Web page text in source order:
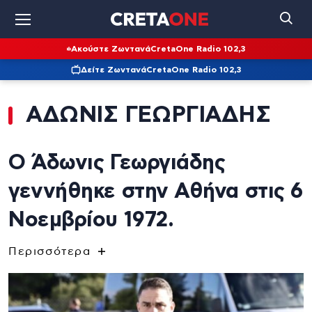
Ακούστε ΖωντανάCretaOne Radio 102,3
Δείτε ΖωντανάCretaOne Radio 102,3
ΑΔΩΝΙΣ ΓΕΩΡΓΙΑΔΗΣ
O Άδωνις Γεωργιάδης
γεννήθηκε στην Αθήνα στις 6
Νοεμβρίου 1972.
Η καταγωγή του είναι από το Αμύνταιο Φλώρινας,
Εκπαιδεύτηκε στο Δημοτικό Σχολείο και στο Λύκειο
της Νέας Ερυθραίας. Στη συνέχεια, σπούδασε στο
Περισσότερα